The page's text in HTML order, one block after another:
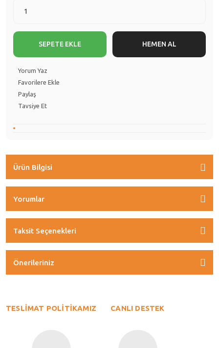
SEPETE EKLE HEMEN AL
Yorum Yaz
Paylaş
Tavsiye Et
Ürün Bilgisi
Yorumlar
Taksit Seçenekleri
Önerileriniz
TESLİMAT POLİTİKAMIZ CANLI DESTEK